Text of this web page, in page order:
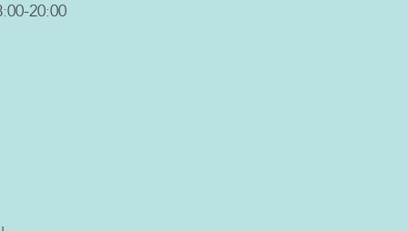
20:00